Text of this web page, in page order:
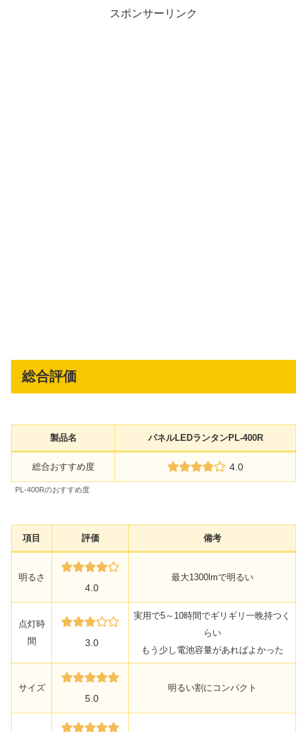
スポンサーリンク
総合評価
製品名 パネルLEDランタンPL-400R
総合おすすめ度 4.0
PL-400Rのおすすめ度
項目 評価 備考
明るさ
4.0
最大1300lmで明るい
点灯時
間
3.0
実用で5～10時間でギリギリ一晩持つく
らい
もう少し電池容量があればよかった
サイズ
5.0
明るい割にコンパクト